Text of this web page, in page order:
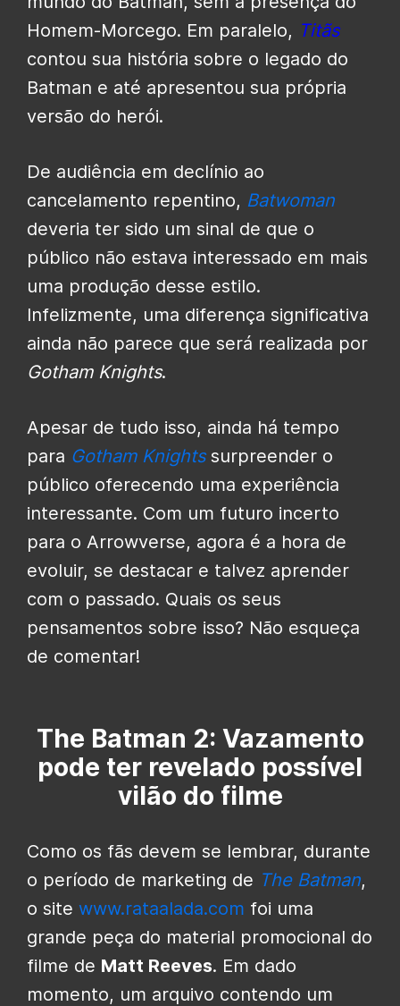
Homem-Morcego. Em paralelo, Titãs
contou sua história sobre o legado do
Batman e até apresentou sua própria
versão do herói.
De audiência em declínio ao
cancelamento repentino, Batwoman
deveria ter sido um sinal de que o
público não estava interessado em mais
uma produção desse estilo.
Infelizmente, uma diferença significativa
ainda não parece que será realizada por
Gotham Knights.
Apesar de tudo isso, ainda há tempo
para Gotham Knightssurpreender o
público oferecendo uma experiência
interessante. Com um futuro incerto
para o Arrowverse, agora é a hora de
evoluir, se destacar e talvez aprender
com o passado. Quais os seus
pensamentos sobre isso? Não esqueça
de comentar!
The Batman 2: Vazamento
pode ter revelado possível
vilão do filme
Como os fãs devem se lembrar, durante
o período de marketing de The Batman,
o site www.rataalada.com foi uma
grande peça do material promocional do
filme de Matt Reeves. Em dado
momento, um arquivo contendo um